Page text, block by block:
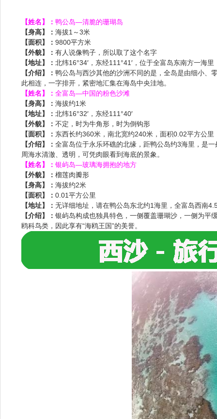
【姓名】： 鸭公岛—清脆的珊瑚岛
【身高】： 海拔1～3米
【面积】： 9800平方米
【外貌】： 有人说像鸭子，所以取了这个名字
【地址】： 北纬16°34′，东经111°41′，位于全富岛东南方一海里
【介绍】： 鸭公岛与西沙其他的沙洲不同的是，全岛是由细小、
此相连，一字排开，紧密地汇集在海岛中央洼地。
【姓名】： 全富岛—中国的粉色沙滩
【身高】： 海拔约1米
【地址】： 北纬16°32′，东经111°40′
【外貌】： 不定，时为牛角形，时为倒钩形
【面积】： 东西长约360米，南北宽约240米，面积0.02平方公里
【介绍】： 全富岛位于永乐环礁的北缘，距鸭公岛约3海里，是
周海水清澈、透明，可凭肉眼看到海底的景象。
【姓名】： 银屿岛—玻璃海拥抱的地方
【外貌】： 榴莲肉瓣形
【身高】： 海拔约2米
【面积】： 0.01平方公里
【地址】： 无详细地址，请在鸭公岛东北约1海里，全富岛西南
【介绍】： 银屿岛构成也独具特色，一侧覆盖珊瑚沙，一侧为平
鸥科鸟类，因此享有“海鸥王国”的美誉。